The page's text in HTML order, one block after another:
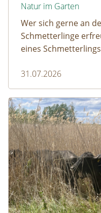
Natur im Garten
Wer sich gerne an
Schmetterlinge
eines
dürfen ausreichend
ohne Raupen gibt
Schmetterlinge!
31.07.2026
Naturmagazin: Die
Die Rückkehr der Big